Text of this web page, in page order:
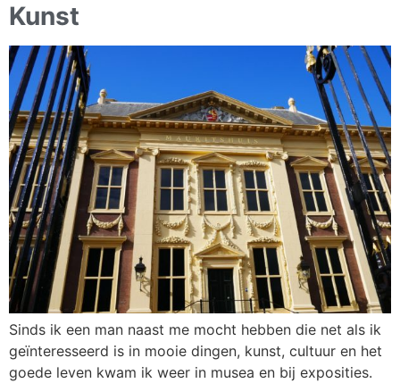
Kunst
Sinds ik een man naast me mocht hebben die net als ik
geïnteresseerd is in mooie dingen, kunst, cultuur en het
goede leven kwam ik weer in musea en bij exposities.